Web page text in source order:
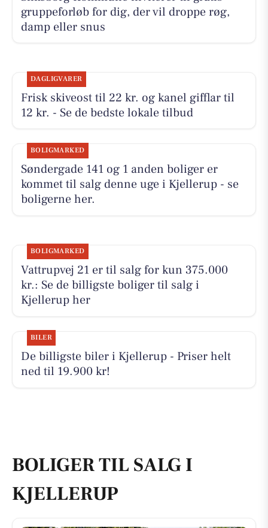
gruppeforløb for dig, der vil droppe røg,
damp eller snus
DAGLIGVARER
Frisk skiveost til 22 kr. og kanel gifflar til
12 kr. - Se de bedste lokale tilbud
BOLIGMARKED
Søndergade 141 og 1 anden boliger er
kommet til salg denne uge i Kjellerup - se
boligerne her.
BOLIGMARKED
Vattrupvej 21 er til salg for kun 375.000
kr.: Se de billigste boliger til salg i
Kjellerup her
BILER
De billigste biler i Kjellerup - Priser helt
ned til 19.900 kr!
BOLIGER TIL SALG I
KJELLERUP